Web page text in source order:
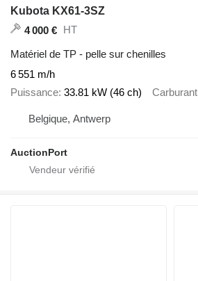
Kubota KX61-3SZ
4 000 € HT
Matériel de TP - pelle sur chenilles
6 551 m/h
Puissance 33.81 kW (46 ch) Carburant
Belgique, Antwerp
AuctionPort